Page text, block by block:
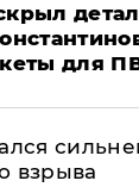
для
взрыва